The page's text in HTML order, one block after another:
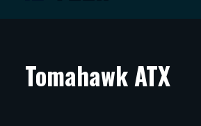
ARTIKKELIT
Tomahawk ATX